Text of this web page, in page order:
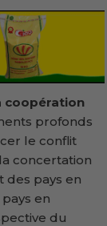
coopération
profonds
le conflit
concertation
des pays en
en
du